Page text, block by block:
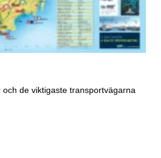
de viktigaste transportvägarna